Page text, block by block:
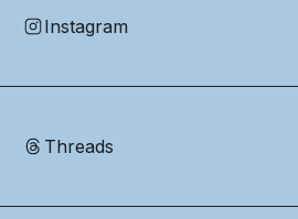
Instagram
Threads